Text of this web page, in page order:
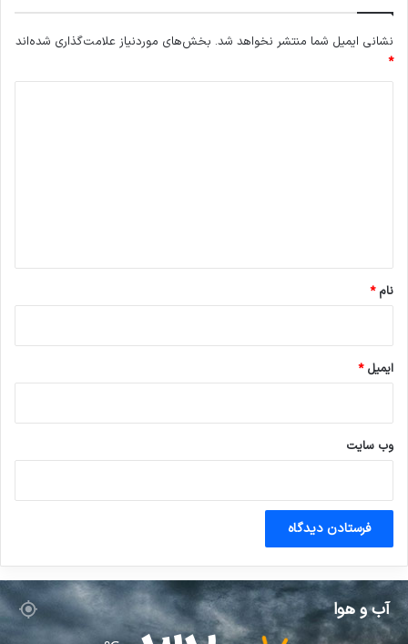
نشانی ایمیل شما منتشر نخواهد شد. بخش‌های موردنیاز علامت‌گذاری شده‌اند
*
نام*
ایمیل*
وب‌ سایت
آب و هوا